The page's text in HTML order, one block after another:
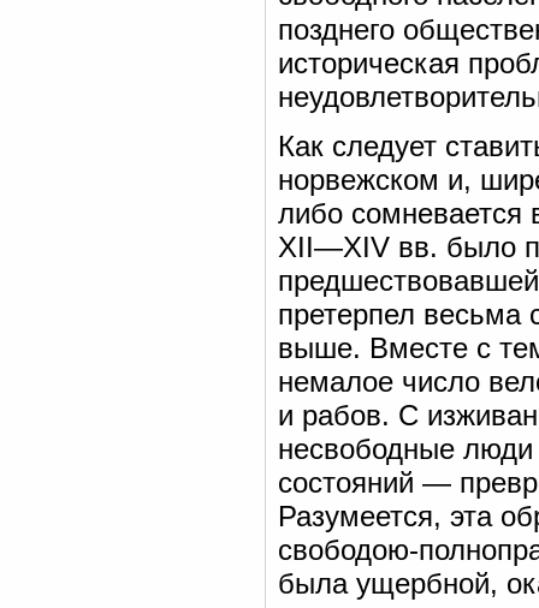
позднего
историческая
Как следует
норвежском и,
либо сомневается
XII—XIV вв. было
претерпел весьма
выше. Вместе с
немалое число
и рабов. С
несвободные
состояний —
Разумеется, эта
свободою-
была ущербной,